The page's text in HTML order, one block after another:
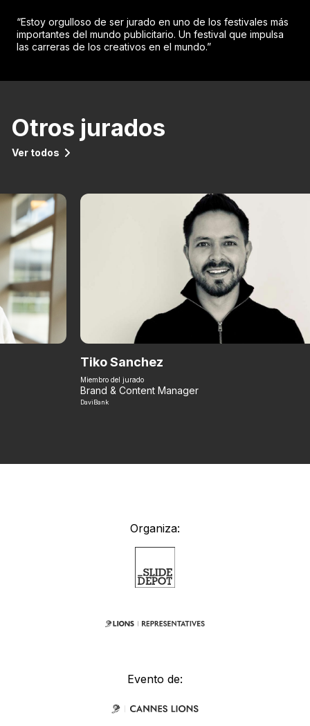
“Estoy orgulloso de ser jurado en uno de los festivales más
importantes del mundo publicitario. Un festival que impulsa
las carreras de los creativos en el mundo.”
Otros jurados
Ver todos
Tiko Sanchez
Miembro del jurado
Brand & Content Manager
DaviBank
Organiza:
Evento de: